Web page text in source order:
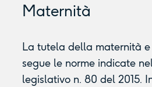
Maternità
La tutela della maternità
segue le norme indicate
legislativo n. 80 del 2015.